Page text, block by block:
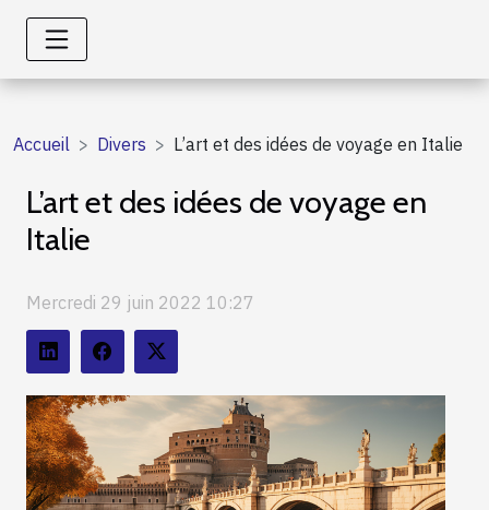
Accueil Divers L’art et des idées de voyage en Italie
L’art et des idées de voyage en
Italie
Mercredi 29 juin 2022 10:27